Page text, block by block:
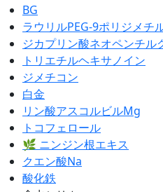
BG
ラウリルPEG-9ポリジメチ
ジカプリン酸ネオペンチル
トリエチルヘキサノイン
ジメチコン
白金
リン酸アスコルビルMg
トコフェロール
🌿 ニンジン根エキス
クエン酸Na
酸化鉄